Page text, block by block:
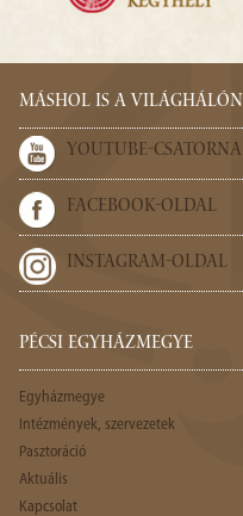
MÁSHOL IS A VILÁGHÁLÓN
YOUTUBE-CSATORNA
FACEBOOK-OLDAL
INSTAGRAM-OLDAL
PÉCSI EGYHÁZMEGYE
Egyházmegye
Intézmények, szervezetek
Pasztoráció
Aktuális
Kapcsolat